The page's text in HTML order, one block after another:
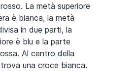
La metà superiore
è bianca, la metà
in due parti, la
è blu e la parte
Al centro della
una croce bianca.